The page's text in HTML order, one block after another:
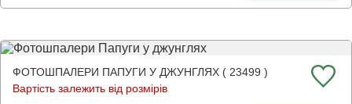
ФОТОШПАЛЕРИ ПАПУГИ У ДЖУНГЛЯХ ( 23499 )
Вартість залежить від розмірів